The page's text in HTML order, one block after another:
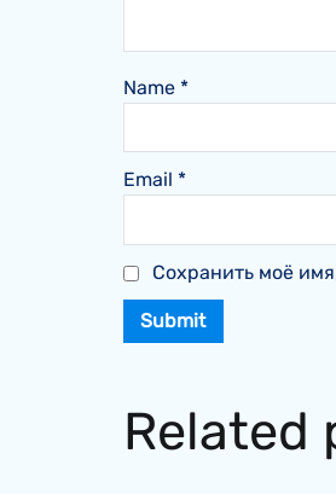
Name *
Email *
Сохранить моё
Related